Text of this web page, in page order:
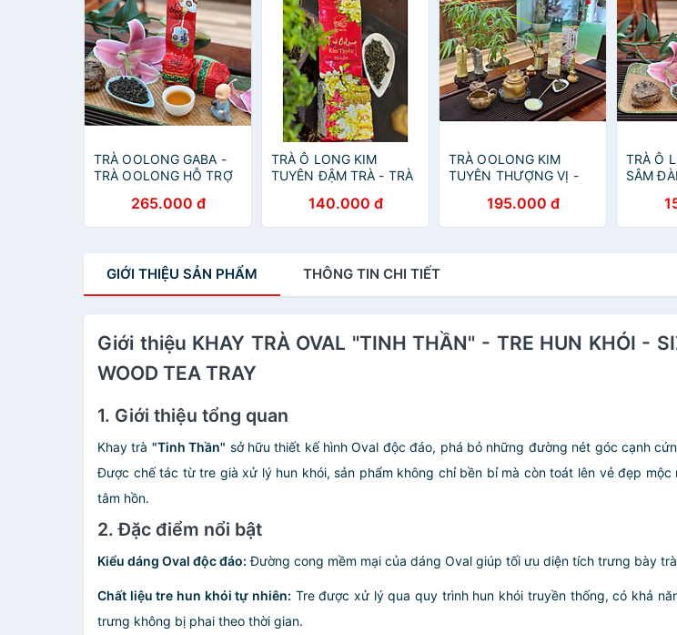
TRÀ OOLONG GABA -
TRÀ OOLONG HỖ TRỢ
- TRÀ ORGANIC -100G -
VIỆT LONG TRÀ
265.000 đ
TRÀ Ô LONG KIM
TUYÊN ĐẬM TRÀ - TRÀ
OOLONG TEA - 250G -
VIỆT LONG TRÀ
140.000 đ
TRÀ OOLONG KIM
TUYÊN THƯỢNG VỊ -
- TRÀ QUÀ TẶNG -
ORGANIC TRA - 250g -
195.000 đ
TRÀ Ô
SÂM
-
LONG
GIỚI THIỆU SẢN PHẨM THÔNG TIN CHI TIẾT
Giới thiệu KHAY TRÀ OVAL "TINH THẦN" - TRE HUN KHÓI -
WOOD TEA TRAY
1. Giới thiệu tổng quan
Khay trà "Tinh Thần" sở hữu thiết kế hình Oval độc đáo, phá bỏ những đường nét góc cạnh
Được chế tác từ tre già xử lý hun khói, sản phẩm không chỉ bền bỉ mà còn toát lên vẻ đẹp
tâm hồn.
2. Đặc điểm nổi bật
Kiểu dáng Oval độc đáo: Đường cong mềm mại của dáng Oval giúp tối ưu diện tích trưng bày
Chất liệu tre hun khói tự nhiên: Tre được xử lý qua quy trình hun khói truyền thống, có khả
trưng không bị phai theo thời gian.